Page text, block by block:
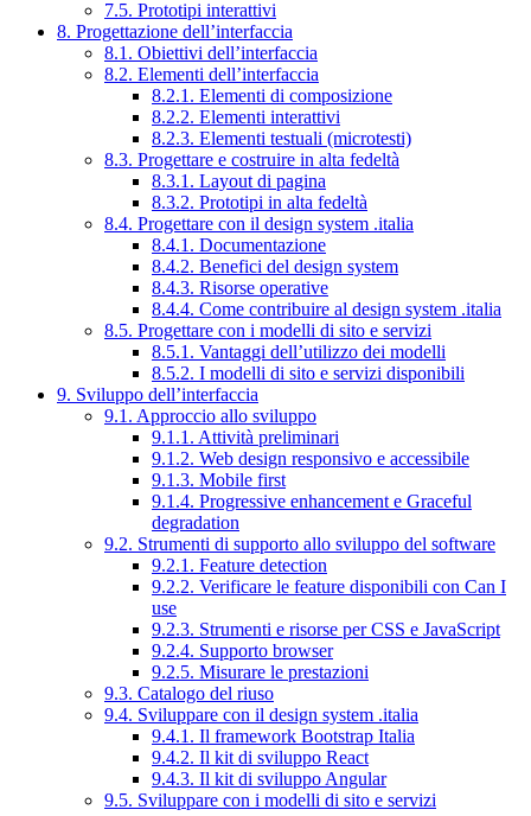
7.5. Prototipi interattivi
8. Progettazione dell’interfaccia
8.1. Obiettivi dell’interfaccia
8.2. Elementi dell’interfaccia
8.2.1. Elementi di composizione
8.2.2. Elementi interattivi
8.2.3. Elementi testuali (microtesti)
8.3. Progettare e costruire in alta fedeltà
8.3.1. Layout di pagina
8.3.2. Prototipi in alta fedeltà
8.4. Progettare con il design system .italia
8.4.1. Documentazione
8.4.2. Benefici del design system
8.4.3. Risorse operative
8.4.4. Come contribuire al design system .italia
8.5. Progettare con i modelli di sito e servizi
8.5.1. Vantaggi dell’utilizzo dei modelli
8.5.2. I modelli di sito e servizi disponibili
9. Sviluppo dell’interfaccia
9.1. Approccio allo sviluppo
9.1.1. Attività preliminari
9.1.2. Web design responsivo e accessibile
9.1.3. Mobile first
9.1.4. Progressive enhancement e Graceful
degradation
9.2. Strumenti di supporto allo sviluppo del software
9.2.1. Feature detection
9.2.2. Verificare le feature disponibili con Can I
use
9.2.3. Strumenti e risorse per CSS e JavaScript
9.2.4. Supporto browser
9.2.5. Misurare le prestazioni
9.3. Catalogo del riuso
9.4. Sviluppare con il design system .italia
9.4.1. Il framework Bootstrap Italia
9.4.2. Il kit di sviluppo React
9.4.3. Il kit di sviluppo Angular
9.5. Sviluppare con i modelli di sito e servizi